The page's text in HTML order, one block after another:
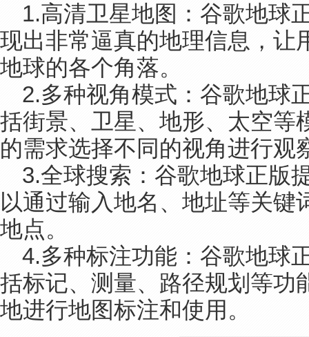
1.高清卫星地图：谷歌地球
现出非常逼真的地理信息，让
地球的各个角落。
2.多种视角模式：谷歌地球
括街景、卫星、地形、太空等
的需求选择不同的视角进行观
3.全球搜索：谷歌地球正版
以通过输入地名、地址等关键
地点。
4.多种标注功能：谷歌地球
括标记、测量、路径规划等功
地进行地图标注和使用。